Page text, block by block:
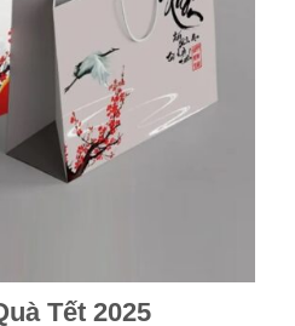
Tết 2025